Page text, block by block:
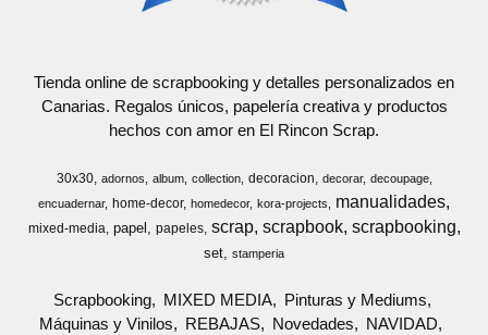
Tienda online de scrapbooking y detalles personalizados en
Canarias. Regalos únicos, papelería creativa y productos
hechos con amor en El Rincon Scrap.
30x30 adornos album collection decoracion decorar
decoupage
encuadernar
home-decor homedecor kora-projects manualidades
mixed-media papel papeles scrap scrapbook scrapbooking
set stamperia
Scrapbooking MIXED MEDIA
Pinturas y Mediums
Máquinas y Vinilos
REBAJAS Novedades
NAVIDAD